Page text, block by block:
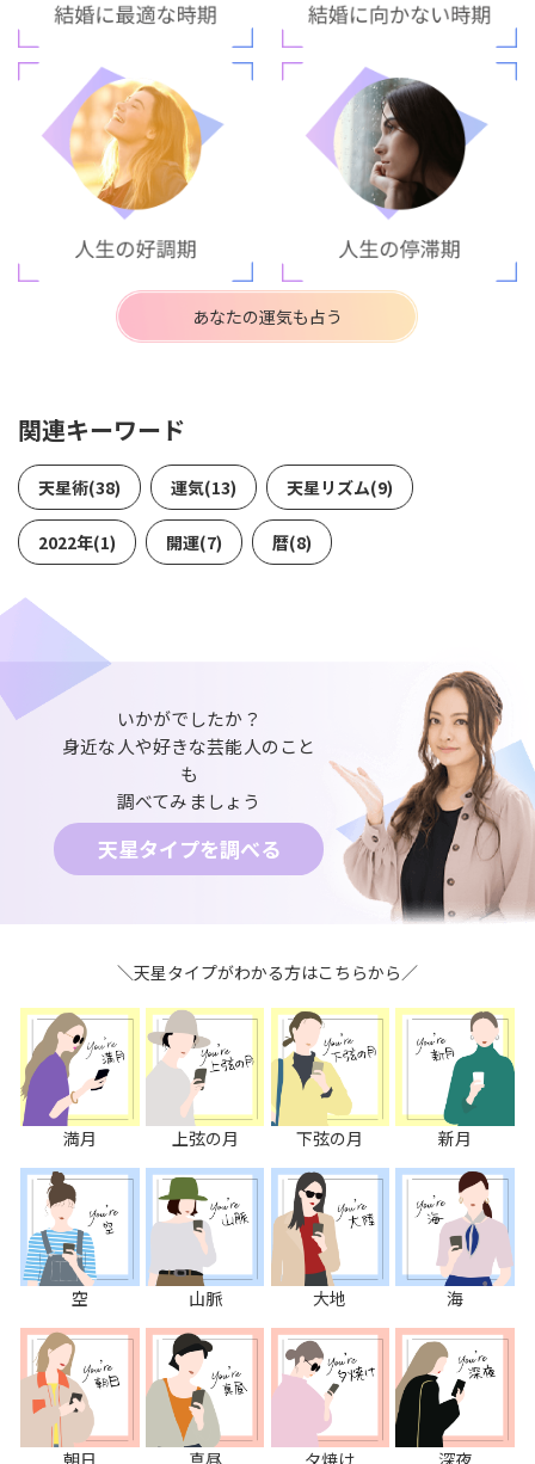
あなたの運気も占う
関連キーワード
天星術(38) 運気(13) 天星リズム(9)
2022年(1) 開運(7) 暦(8)
いかがでしたか？
身近な人や好きな芸能人のこと
も
調べてみましょう
天星タイプを調べる
＼天星タイプがわかる方はこちらから／
満月 上弦の月 下弦の月 新月
空 山脈 大地 海
朝日 真昼 夕焼け 深夜